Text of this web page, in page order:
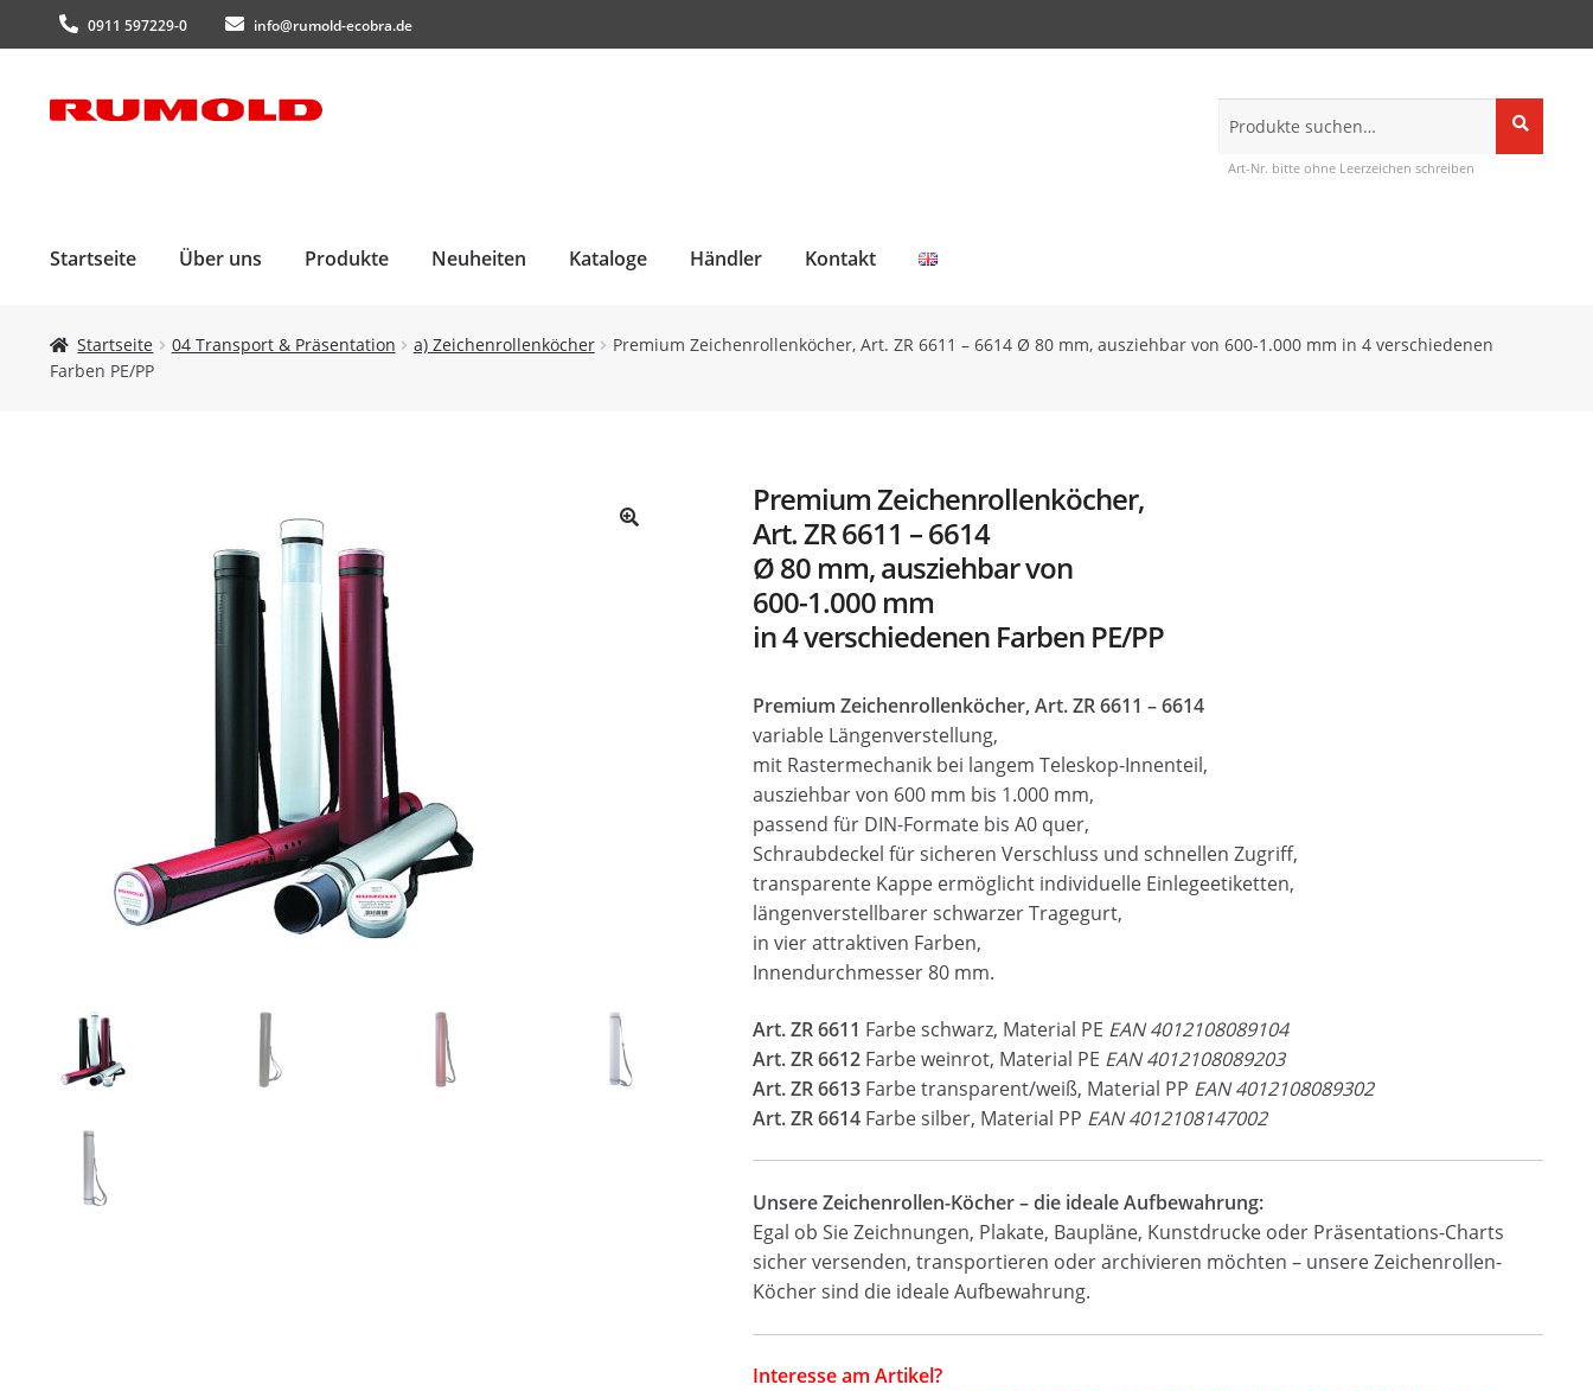
0911 597229-0 info@rumold-ecobra.de
Zur
Zum
nach:
Suche
Art-Nr. bitte ohne Leerzeichen schreiben
Startseite Über uns Produkte Neuheiten Kataloge Händler Kontakt
Startseite 04 Transport & Präsentation a) Zeichenrollenköcher
Premium Zeichenrollenköcher, Art. ZR 6611 – 6614 Ø 80 mm, ausziehbar von 600-1.000 mm in 4 verschiedenen
Farben PE/PP
Premium Zeichenrollenköcher,
Art. ZR 6611 – 6614
Ø 80 mm, ausziehbar von
600-1.000 mm
in 4 verschiedenen Farben PE/PP
Premium Zeichenrollenköcher, Art. ZR 6611 – 6614
variable Längenverstellung,
mit Rastermechanik bei langem Teleskop-Innenteil,
ausziehbar von 600 mm bis 1.000 mm,
passend für DIN-Formate bis A0 quer,
Schraubdeckel für sicheren Verschluss und schnellen Zugriff,
transparente Kappe ermöglicht individuelle Einlegeetiketten,
längenverstellbarer schwarzer Tragegurt,
in vier attraktiven Farben,
Innendurchmesser 80 mm.
Art. ZR 6611 Farbe schwarz, Material PE EAN 4012108089104
Art. ZR 6612Farbe weinrot, Material PE EAN 4012108089203
Art. ZR 6613Farbe transparent/weiß, Material PP EAN 4012108089302
Art. ZR 6614Farbe silber, Material PP EAN 4012108147002
Unsere Zeichenrollen-Köcher – die ideale Aufbewahrung:
Egal ob Sie Zeichnungen, Plakate, Baupläne, Kunstdrucke oder Präsentations-Charts
sicher versenden, transportieren oder archivieren möchten – unsere Zeichenrollen-
Köcher sind die ideale Aufbewahrung.
Interesse am Artikel?